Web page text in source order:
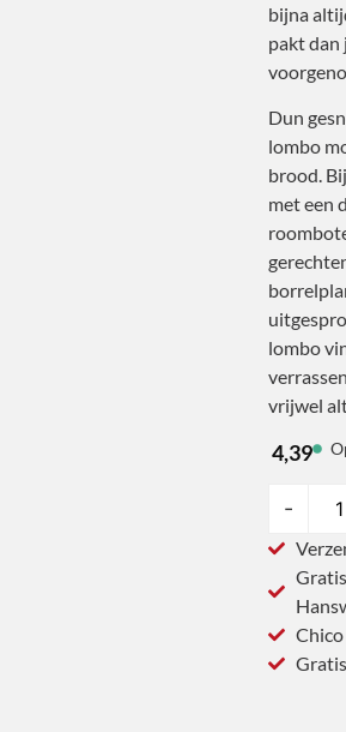
bijna
pakt dan
Dun
lombo
brood.
met een
lombo
vrijwel
4,39
-